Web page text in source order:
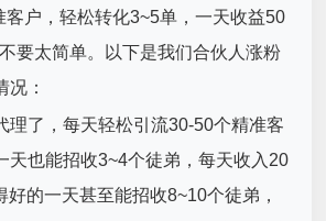
客户，轻松转化3~5单，一天收益50
要太简单。以下是我们合伙人涨粉
况：
理了，每天轻松引流30-50个精准客
天也能招收3~4个徒弟，每天收入20
好的一天甚至能招收8~10个徒弟，